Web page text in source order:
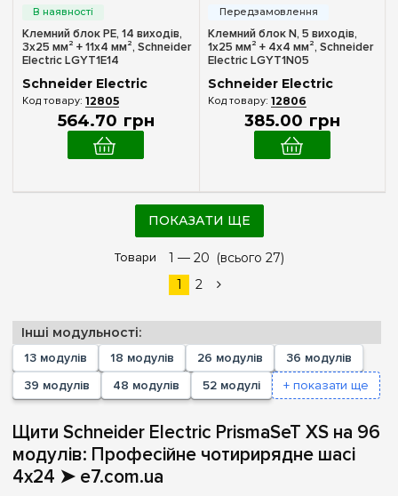
Клемний блок PE, 14 виходів,
3x25 мм² + 11x4 мм², Schneider
Electric LGYT1E14
Schneider Electric
12805
564.70 грн
Клемний блок N, 5 виходів,
1x25 мм² + 4x4 мм², Schneider
Electric LGYT1N05
Schneider Electric
12806
385.00 грн
ПОКАЗАТИ ЩЕ
Товари 1 — 20 (всього 27)
1
2
Інші модульності:
13 модулів 18 модулів 26 модулів
36 модулів
39 модулів
48 модулів 52 модулі + показати ще
Щити Schneider Electric PrismaSeT XS на 96
модулів: Професійне чотирирядне шасі
4х24 ➤ e7.com.ua